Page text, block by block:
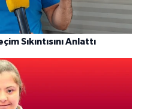
Sıkıntısını Anlattı